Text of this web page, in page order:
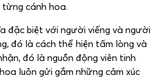
cánh hoa.
đặc biệt với người viếng và người
đó là cách thể hiện tấm lòng và
đó là nguồn động viên tinh
luôn gửi gắm những cảm xúc